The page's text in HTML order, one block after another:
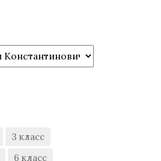
3 класс
6 класс